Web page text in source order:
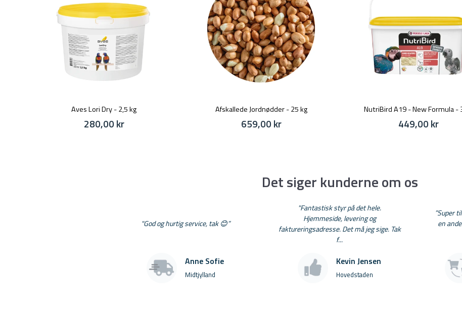
Aves Lori Dry - 2,5 kg
280,00 kr
Afskallede Jordnødder - 25 kg
659,00 kr
NutriBird A19 - New Formula -
449,00 kr
Det siger kunderne om os
"God og hurtig service, tak 😊”
Anne Sofie
Midtjylland
"Fantastisk styr på det hele.
Hjemmeside, levering og
faktureringsadresse. Det må jeg sige. Tak
f...
Kevin Jensen
Hovedstaden
”Super
en